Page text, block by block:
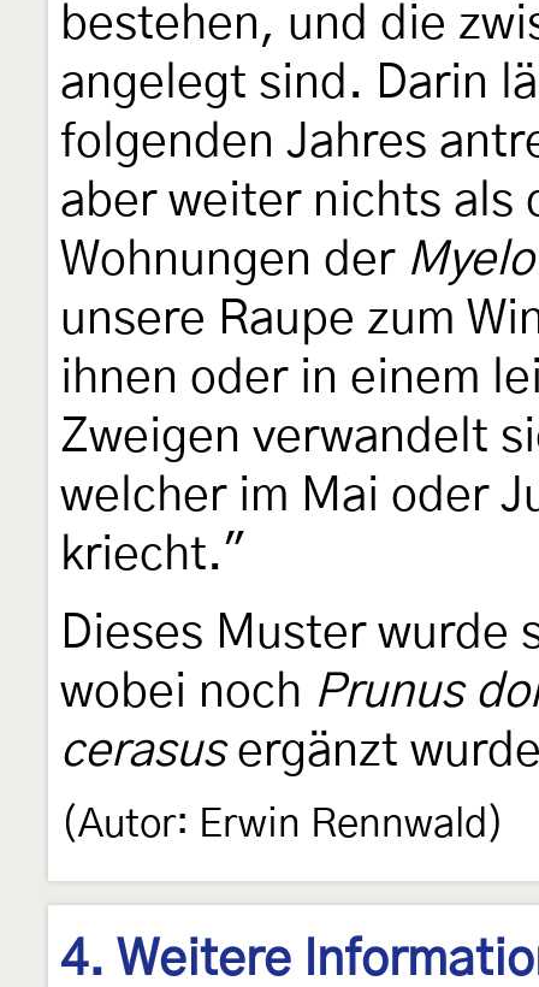
bestehen, und die
angelegt sind. Darin
folgenden Jahres
aber weiter nichts als
Wohnungen der
unsere Raupe zum
ihnen oder in einem
Zweigen verwandelt
welcher im Mai oder
kriecht."
Dieses Muster
wobei noch Prunus
cerasusergänzt
(Autor: Erwin Rennwald)
4. Weitere